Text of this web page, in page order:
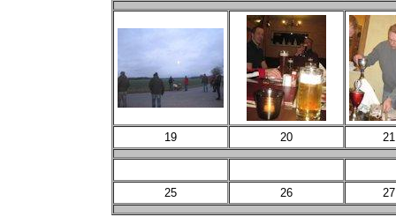
19 20 21
25 26 27